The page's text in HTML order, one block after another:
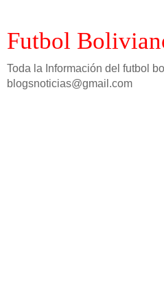
Futbol
Toda la Información del futbol
blogsnoticias@gmail.com